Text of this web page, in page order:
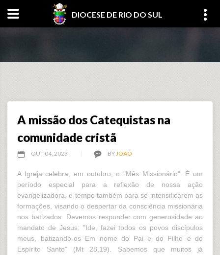
DIOCESE DE RIO DO SUL
A missão dos Catequistas na
comunidade cristã
OUT 04, 2023 BYJOÃO
A Igreja celebra, em outubro, o "Mês Missionário". É um
período especial para a reflexão de nossa ação
evangelizadora, e tempo também para se intensificarem as
formações, visando o despertar da consciência missionária
nos batizados. Devemos responder com generosidade ao
mandato de Jesus: "Ide, fazei todos os povos discípulos
meus, batizando-os Em nome do Pai e do Filho e do
Espírito Santo" (Mt 28,19). Sabemos que muitos já